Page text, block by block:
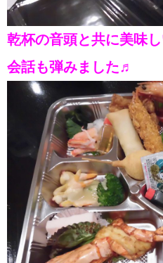
乾杯の音頭と共に美味
会話も弾みました♬